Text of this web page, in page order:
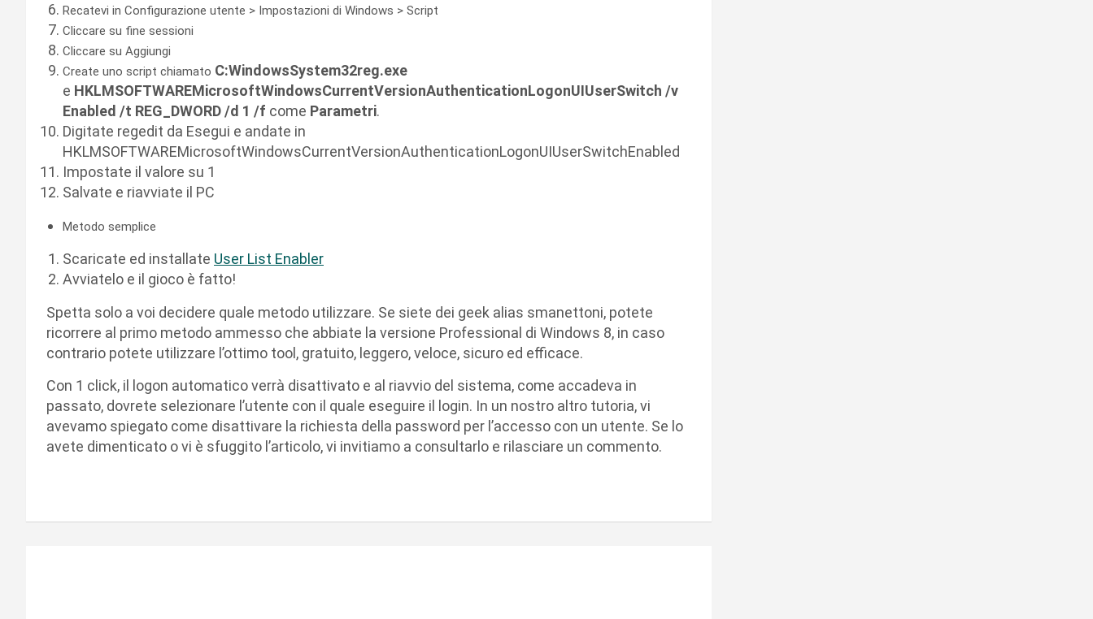
Recatevi in Configurazione utente > Impostazioni di Windows > Script
Cliccare su fine sessioni
Cliccare su Aggiungi
Create uno script chiamato C:WindowsSystem32reg.exe
e HKLMSOFTWAREMicrosoftWindowsCurrentVersionAuthenticationLogonUIUserSwitch /v
Enabled /t REG_DWORD /d 1 /f come Parametri.
Digitate regedit da Esegui e andate in
HKLMSOFTWAREMicrosoftWindowsCurrentVersionAuthenticationLogonUIUserSwitchEnabled
Impostate il valore su 1
Salvate e riavviate il PC
Metodo semplice
Scaricate ed installate User List Enabler
Avviatelo e il gioco è fatto!
Spetta solo a voi decidere quale metodo utilizzare. Se siete dei geek alias smanettoni, potete
ricorrere al primo metodo ammesso che abbiate la versione Professional di Windows 8, in caso
contrario potete utilizzare l’ottimo tool, gratuito, leggero, veloce, sicuro ed efficace.
Con 1 click, il logon automatico verrà disattivato e al riavvio del sistema, come accadeva in
passato, dovrete selezionare l’utente con il quale eseguire il login. In un nostro altro tutoria, vi
avevamo spiegato come disattivare la richiesta della password per l’accesso con un utente. Se lo
avete dimenticato o vi è sfuggito l’articolo, vi invitiamo a consultarlo e rilasciare un commento.